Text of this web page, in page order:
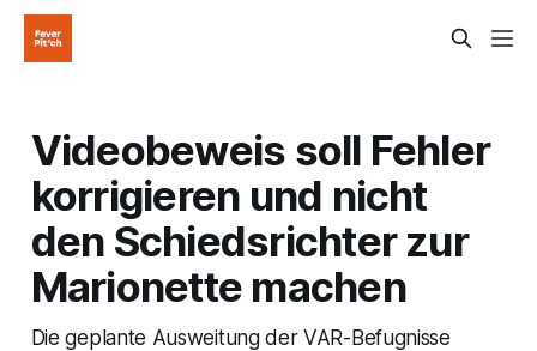
Videobeweis soll Fehler
korrigieren und nicht
den Schiedsrichter zur
Marionette machen
Die geplante Ausweitung der VAR-Befugnisse